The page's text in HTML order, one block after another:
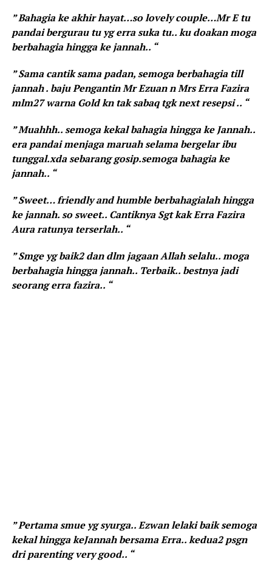
” Bahagia ke akhir hayat…so lovely couple…Mr E tu
pandai bergurau tu yg erra suka tu.. ku doakan moga
berbahagia hingga ke jannah.. “
” Sama cantik sama padan, semoga berbahagia till
jannah . baju Pengantin Mr Ezuan n Mrs Erra Fazira
mlm27 warna Gold kn tak sabaq tgk next resepsi .. “
” Muahhh.. semoga kekal bahagia hingga ke Jannah..
era pandai menjaga maruah selama bergelar ibu
tunggal.xda sebarang gosip.semoga bahagia ke
jannah.. “
” Sweet… friendly and humble berbahagialah hingga
ke jannah. so sweet.. Cantiknya Sgt kak Erra Fazira
Aura ratunya terserlah.. “
” Smge yg baik2 dan dlm jagaan Allah selalu.. moga
berbahagia hingga jannah.. Terbaik.. bestnya jadi
seorang erra fazira.. “
” Pertama smue yg syurga.. Ezwan lelaki baik semoga
kekal hingga keJannah bersama Erra.. kedua2 psgn
dri parenting very good.. “